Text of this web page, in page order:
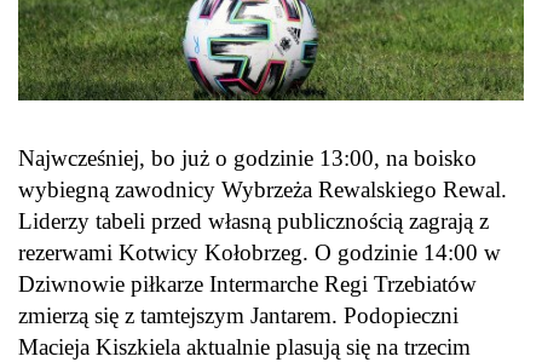
Najwcześniej, bo już o godzinie 13:00, na boisko
wybiegną zawodnicy Wybrzeża Rewalskiego Rewal.
Liderzy tabeli przed własną publicznością zagrają z
rezerwami Kotwicy Kołobrzeg. O godzinie 14:00 w
Dziwnowie piłkarze Intermarche Regi Trzebiatów
zmierzą się z tamtejszym Jantarem. Podopieczni
Macieja Kiszkiela aktualnie plasują się na trzecim